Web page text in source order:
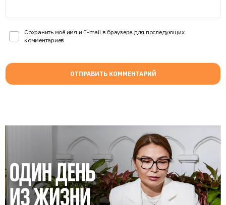
Сохранить моё имя и E-mail в браузере для последующих
комментариев